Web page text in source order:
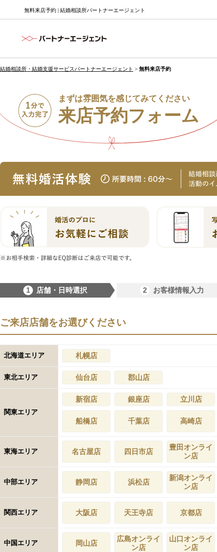
無料来店予約 | 結婚相談所パートナーエージェント
結婚相談所・結婚支援サービスパートナーエージェント > 無料来店予約
まずは雰囲気を感じてみてください
来店予約フォーム
1 店舗・日時選択 2 お客様情報入力
ご来店店舗をお選びください
北海道エリア 札幌店
東北エリア 仙台店 郡山店
関東エリア
新宿店 銀座店 立川店
船橋店 千葉店 高崎店
東海エリア 名古屋店 四日市店
豊田オンライ
ン店
中部エリア 静岡店 浜松店
新潟オンライ
ン店
関西エリア 大阪店 天王寺店 京都店
中国エリア 岡山店
広島オンライ
ン店
山口オンライ
ン店